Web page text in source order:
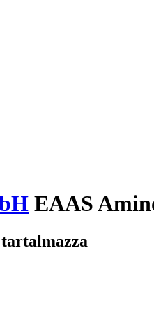
EAAS